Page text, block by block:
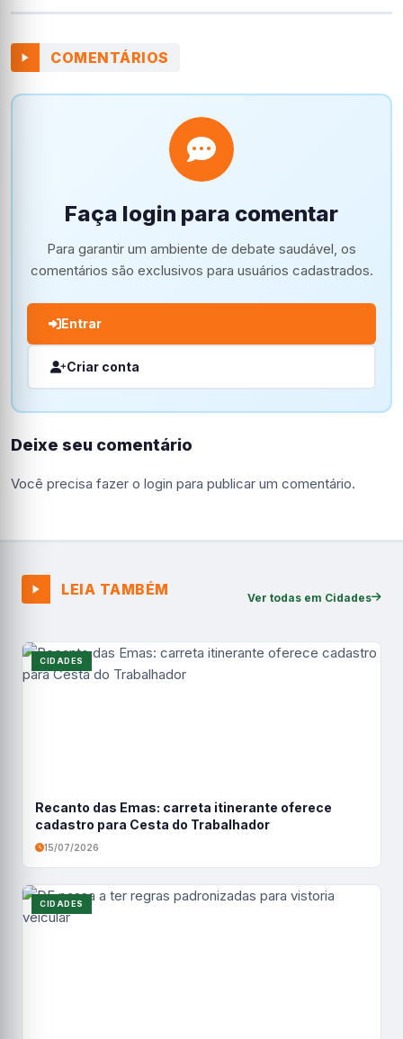
COMENTÁRIOS
Faça login para comentar
Para garantir um ambiente de debate saudável, os
comentários são exclusivos para usuários cadastrados.
Entrar
Criar conta
Deixe seu comentário
Você precisa fazer o login para publicar um comentário.
LEIA TAMBÉM Ver todas em Cidades
CIDADES
Recanto das Emas: carreta itinerante oferece
cadastro para Cesta do Trabalhador
15/07/2026
CIDADES